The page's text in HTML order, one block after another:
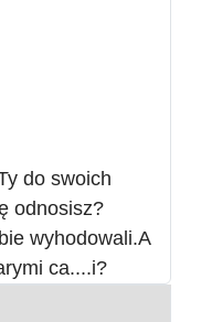
do swoich
odnosisz?
wyhodowali.A
ca....i?